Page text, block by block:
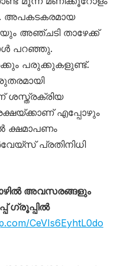
അപകടകരമായ
അഞ്ചടി താഴേക്ക്
പറഞ്ഞു.
പരുക്കുകളുണ്ട്.
ശസ്ത്രക്രിയ
എപ്പോഴും
പ്രതിനിധി
അവസരങ്ങളും
ഗ്രൂപ്പിൽ
CeVIs6EyhtL0do